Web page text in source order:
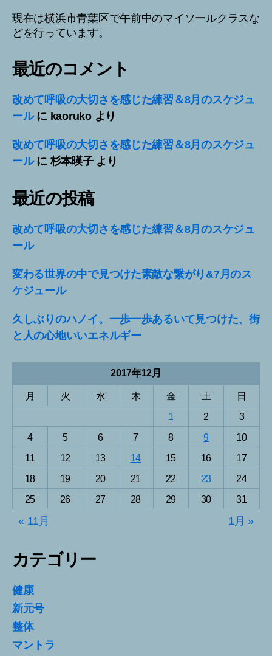
現在は横浜市青葉区で午前中のマイソールクラスな
どを行っています。
最近のコメント
改めて呼吸の大切さを感じた練習＆8月のスケジュ
ールに kaorukoより
改めて呼吸の大切さを感じた練習＆8月のスケジュ
ールに杉本暎子より
最近の投稿
改めて呼吸の大切さを感じた練習＆8月のスケジュ
ール
変わる世界の中で見つけた素敵な繋がり&7月のス
ケジュール
久しぶりのハノイ。一歩一歩あるいて見つけた、街
と人の心地いいエネルギー
2017年12月
月 火 水 木 金 土
日
1
2
3
4
5 6 7 8 9
10
11
12 13 14 15 16
17
18
19 20 21 22 23
24
25
26 27 28 29 30 31
« 11月 1月 »
カテゴリー
健康
新元号
整体
マントラ